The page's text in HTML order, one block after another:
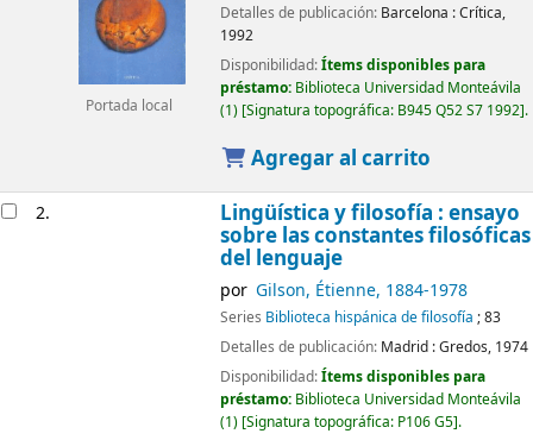
Portada local
Detalles de publicación: Barcelona :Crítica,
1992
Disponibilidad:Ítems disponibles para
préstamo: Biblioteca Universidad Monteávila
(1) Signatura topográfica: B945 Q52 S7 1992 .
Agregar al carrito
2. Lingüística y filosofía : ensayo
sobre las constantes filosóficas
del lenguaje
por Gilson, Étienne, 1884-1978
Series Biblioteca hispánica de filosofía ; 83
Detalles de publicación: Madrid :Gredos, 1974
Disponibilidad:Ítems disponibles para
préstamo: Biblioteca Universidad Monteávila
(1) Signatura topográfica: P106 G5 .